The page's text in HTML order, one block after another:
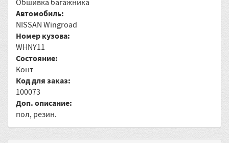
Обшивка багажника
Автомобиль:
NISSAN Wingroad
Номер кузова:
WHNY11
Состояние:
Конт
Код для заказ:
100073
Доп. описание:
пол, резин.